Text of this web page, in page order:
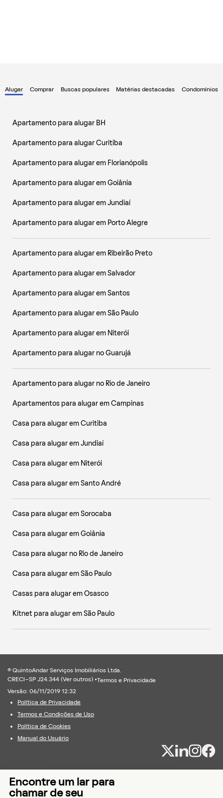
Alugar Comprar Buscas populares Matérias destacadas Condomínios
Apartamento para alugar BH
Apartamento para alugar Curitiba
Apartamento para alugar em Florianópolis
Apartamento para alugar em Goiânia
Apartamento para alugar em Jundiaí
Apartamento para alugar em Porto Alegre
Apartamento para alugar em Ribeirão Preto
Apartamento para alugar em Salvador
Apartamento para alugar em Santos
Apartamento para alugar em São Paulo
Apartamento para alugar em Niterói
Apartamento para alugar no Guarujá
Apartamento para alugar no Rio de Janeiro
Apartamentos para alugar em Campinas
Casa para alugar em Curitiba
Casa para alugar em Jundiaí
Casa para alugar em Niterói
Casa para alugar em Santo André
Casa para alugar em Sorocaba
Casa para alugar em Goiânia
Casa para alugar no Rio de Janeiro
Casa para alugar em São Paulo
Casas para alugar em Osasco
Kitnet para alugar em São Paulo
® QuintoAndar Serviços Imobiliários Ltda.
CRECI-SP J24.344 (Ver outros ) • Termos e Privacidade
Versão: 06/11/2019 12:32
Política de Privacidade
Termos e Condições de Uso
Política de Cookies
Manual do Usuário
Encontre um lar para
chamar de seu